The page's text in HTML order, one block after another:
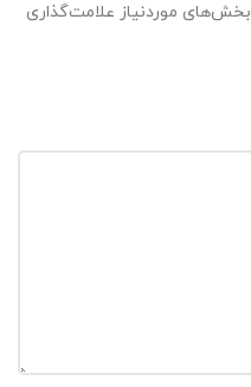
بخش‌های موردنیاز علامت‌گذاری